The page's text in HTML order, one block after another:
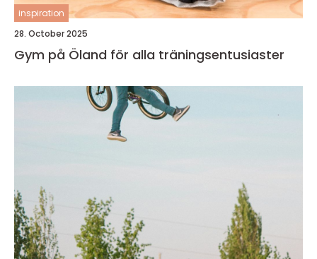
inspiration
28. October 2025
Gym på Öland för alla träningsentusiaster